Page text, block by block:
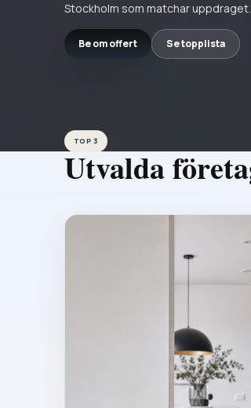
Stockholm som matchar uppdraget.
Be om offert Se topplista
TOP 3
Utvalda